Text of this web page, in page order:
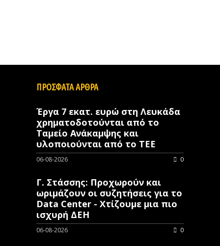
ΠΡΟΣΦΑΤΑ ΑΡΘΡΑ
Έργα 7 εκατ. ευρώ στη Λευκάδα
χρηματοδοτούνται από το
Ταμείο Ανάκαμψης και
υλοποιούνται από το ΤΕΕ
06-08-2026 0
Γ. Στάσσης: Προχωρούν και
ωριμάζουν οι συζητήσεις για το
Data Center - Χτίζουμε μια πιο
ισχυρή ΔΕΗ
06-08-2026 0